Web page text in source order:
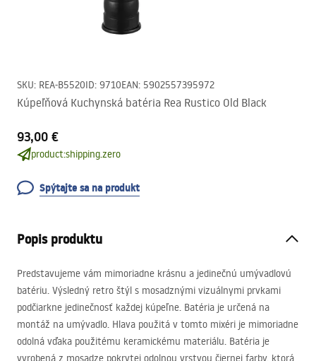
SKU: REA-B5520ID: 9710EAN: 5902557395972
Kúpeľňová Kuchynská batéria Rea Rustico Old Black
93,00 €
product:shipping.zero
Spýtajte sa na produkt
Popis produktu
Predstavujeme vám mimoriadne krásnu a jedinečnú umývadlovú
batériu. Výsledný retro štýl s mosadznými vizuálnymi prvkami
podčiarkne jedinečnosť každej kúpeľne. Batéria je určená na
montáž na umývadlo. Hlava použitá v tomto mixéri je mimoriadne
odolná vďaka použitému keramickému materiálu. Batéria je
vyrobená z mosadze pokrytej odolnou vrstvou čiernej farby, ktorá